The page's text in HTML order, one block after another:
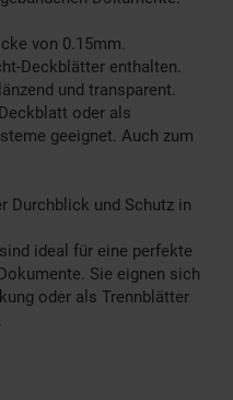
von 0.15mm.
Deckblätter enthalten.
und transparent.
oder als
geeignet. Auch zum
Durchblick und Schutz in
ideal für eine perfekte
Sie eignen sich
oder als Trennblätter